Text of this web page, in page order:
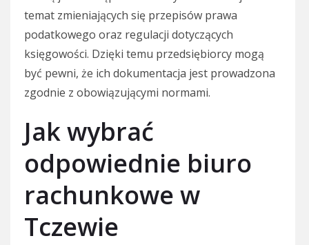
temat zmieniających się przepisów prawa
podatkowego oraz regulacji dotyczących
księgowości. Dzięki temu przedsiębiorcy mogą
być pewni, że ich dokumentacja jest prowadzona
zgodnie z obowiązującymi normami.
Jak wybrać
odpowiednie biuro
rachunkowe w
Tczewie